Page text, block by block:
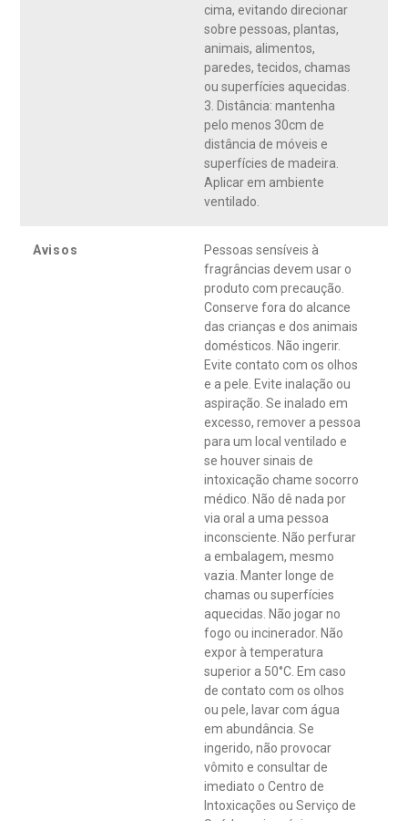
cima, evitando direcionar
sobre pessoas, plantas,
animais, alimentos,
paredes, tecidos, chamas
ou superfícies aquecidas.
3. Distância: mantenha
pelo menos 30cm de
distância de móveis e
superfícies de madeira.
Aplicar em ambiente
ventilado.
Avisos
Pessoas sensíveis à
fragrâncias devem usar o
produto com precaução.
Conserve fora do alcance
das crianças e dos animais
domésticos. Não ingerir.
Evite contato com os olhos
e a pele. Evite inalação ou
aspiração. Se inalado em
excesso, remover a pessoa
para um local ventilado e
se houver sinais de
intoxicação chame socorro
médico. Não dê nada por
via oral a uma pessoa
inconsciente. Não perfurar
a embalagem, mesmo
vazia. Manter longe de
chamas ou superfícies
aquecidas. Não jogar no
fogo ou incinerador. Não
expor à temperatura
superior a 50°C. Em caso
de contato com os olhos
ou pele, lavar com água
em abundância. Se
ingerido, não provocar
vômito e consultar de
imediato o Centro de
Intoxicações ou Serviço de